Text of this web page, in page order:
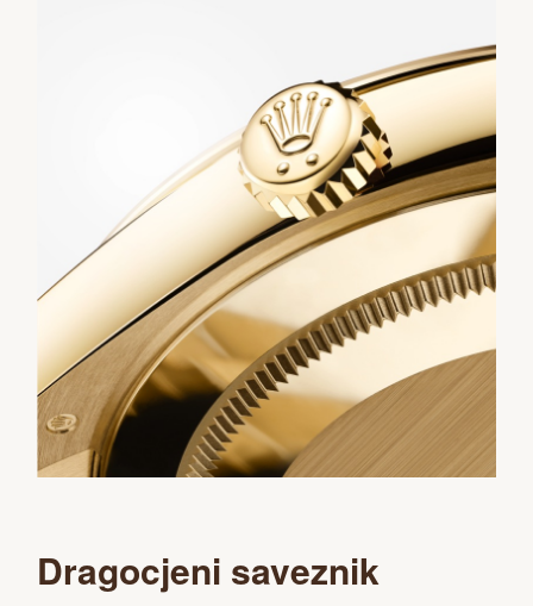
Dragocjeni saveznik